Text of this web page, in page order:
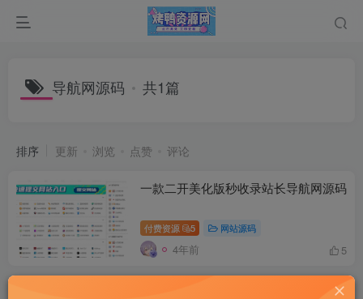
导航网源码 共1篇
排序 更新 浏览 点赞 评论
一款二开美化版秒收录站长导航网源码
付费资源 5 网站源码
4年前 5